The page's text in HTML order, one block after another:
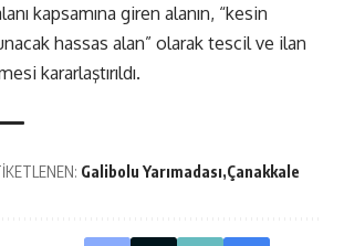
kapsamına giren alanın, “kesin
hassas alan” olarak tescil ve ilan
kararlaştırıldı.
Galibolu Yarımadası Çanakkale